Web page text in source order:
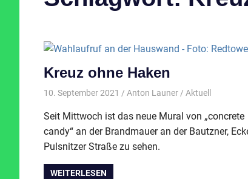
Kreuz ohne Haken
10. September 2021 Anton Launer Aktuell
Seit Mittwoch ist das neue Mural von „concrete
candy“ an der Brandmauer an der Bautzner,
Pulsnitzer Straße zu sehen.
WEITERLESEN